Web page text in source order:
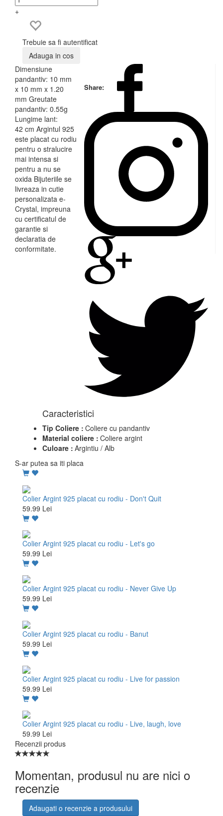
+
Trebuie sa fi autentificat
Adauga in cos
Share:
Dimensiune
pandantiv: 10 mm
x 10 mm x 1.20
mm Greutate
pandantiv: 0.55g
Lungime lant:
42 cm Argintul 925
este placat cu rodiu
pentru o stralucire
mai intensa si
pentru a nu se
oxida Bijuteriile se
livreaza in cutie
personalizata e-
Crystal, impreuna
cu certificatul de
garantie si
declaratia de
conformitate.
Caracteristici
Tip Coliere : Coliere cu pandantiv
Material coliere : Coliere argint
Culoare : Argintiu / Alb
S-ar putea sa iti placa
Colier Argint 925 placat cu rodiu - Don't Quit
59.99 Lei
Colier Argint 925 placat cu rodiu - Let's go
59.99 Lei
Colier Argint 925 placat cu rodiu - Never Give Up
59.99 Lei
Colier Argint 925 placat cu rodiu - Banut
59.99 Lei
Colier Argint 925 placat cu rodiu - Live for passion
59.99 Lei
Colier Argint 925 placat cu rodiu - Live, laugh, love
59.99 Lei
Recenzii produs
Momentan, produsul nu are nici o
recenzie
Adaugati o recenzie a produsului